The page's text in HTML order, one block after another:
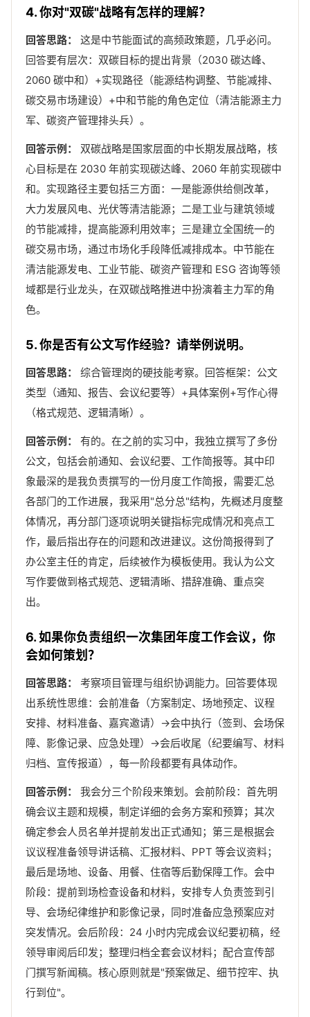
4. 你对"双碳"战略有怎样的理解？
回答思路：
这是中节能面试的高频政策题，几乎必问。
回答要有层次：双碳目标的提出背景（2030 碳达峰、
2060 碳中和）+实现路径（能源结构调整、节能减排、
碳交易市场建设）+中和节能的角色定位（清洁能源主力
军、碳资产管理排头兵）。
回答示例：
双碳战略是国家层面的中长期发展战略，核
心目标是在 2030 年前实现碳达峰、2060 年前实现碳中
和。实现路径主要包括三方面：一是能源供给侧改革，
大力发展风电、光伏等清洁能源；二是工业与建筑领域
的节能减排，提高能源利用效率；三是建立全国统一的
碳交易市场，通过市场化手段降低减排成本。中节能在
清洁能源发电、工业节能、碳资产管理和 ESG 咨询等领
域都是行业龙头，在双碳战略推进中扮演着主力军的角
色。
5. 你是否有公文写作经验？请举例说明。
回答思路：
综合管理岗的硬技能考察。回答框架：公文
类型（通知、报告、会议纪要等）+具体案例+写作心得
（格式规范、逻辑清晰）。
回答示例：
有的。在之前的实习中，我独立撰写了多份
公文，包括会前通知、会议纪要、工作简报等。其中印
象最深的是我负责撰写的一份月度工作简报，需要汇总
各部门的工作进展，我采用"总分总"结构，先概述月度整
体情况，再分部门逐项说明关键指标完成情况和亮点工
作，最后指出存在的问题和改进建议。这份简报得到了
办公室主任的肯定，后续被作为模板使用。我认为公文
写作要做到格式规范、逻辑清晰、措辞准确、重点突
出。
6. 如果你负责组织一次集团年度工作会议，你
会如何策划？
回答思路：
考察项目管理与组织协调能力。回答要体现
出系统性思维：会前准备（方案制定、场地预定、议程
安排、材料准备、嘉宾邀请）→会中执行（签到、会场保
障、影像记录、应急处理）→会后收尾（纪要编写、材料
归档、宣传报道），每一阶段都要有具体动作。
回答示例：
我会分三个阶段来策划。会前阶段：首先明
确会议主题和规模，制定详细的会务方案和预算；其次
确定参会人员名单并提前发出正式通知；第三是根据会
议议程准备领导讲话稿、汇报材料、PPT 等会议资料；
最后是场地、设备、用餐、住宿等后勤保障工作。会中
阶段：提前到场检查设备和材料，安排专人负责签到引
导、会场纪律维护和影像记录，同时准备应急预案应对
突发情况。会后阶段：24 小时内完成会议纪要初稿，经
领导审阅后印发；整理归档全套会议材料；配合宣传部
门撰写新闻稿。核心原则就是"预案做足、细节控牢、执
行到位"。